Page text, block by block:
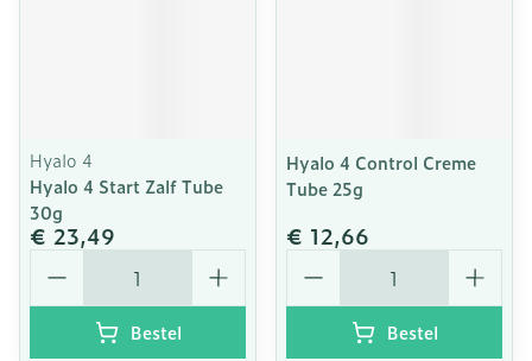
Hyalo 4
Hyalo 4 Start Zalf Tube
30g
€ 23,49
Aantal
Bestel
Hyalo 4 Control Creme
Tube 25g
€ 12,66
Aantal
Bestel